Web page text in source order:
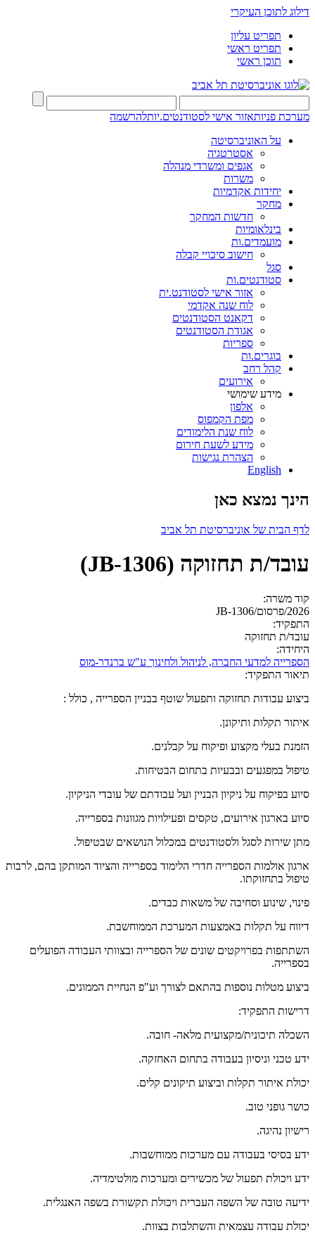
דילוג לתוכן העיקרי
תפריט עליון
תפריט ראשי
תוכן ראשי
מערכת פניותאזור אישי לסטודנטים.יותלהרשמה
על האוניברסיטה
אסטרטגיה
אגפים ומשרדי מנהלה
משרות
יחידות אקדמיות
מחקר
חדשות המחקר
בינלאומיות
מועמדים.ות
חישוב סיכויי קבלה
סגל
סטודנטים.ות
אזור אישי לסטודנט.ית
לוח שנה אקדמי
דקאנט הסטודנטים
אגודת הסטודנטים
ספריות
בוגרים.ות
קהל רחב
אירועים
מידע שימושי
אלפון
מפת הקמפוס
לוח שנת הלימודים
מידע לשעת חירום
הצהרת נגישות
English
הינך נמצא כאן
לדף הבית של אוניברסיטת תל אביב
עובד/ת תחזוקה (JB-1306)
קוד משרה:
2026/פרסום/JB-1306
התפקיד:
עובד/ת תחזוקה
היחידה:
הספרייה למדעי החברה, לניהול ולחינוך ע"ש ברנדר-מוס
תיאור התפקיד:
ביצוע עבודות תחזוקה ותפעול שוטף בבניין הספרייה , כולל :
איתור תקלות ותיקונן.
הזמנת בעלי מקצוע ופיקוח על קבלנים.
טיפול במפגעים ובבעיות בתחום הבטיחות.
סיוע בפיקוח על ניקיון הבניין ועל עבודתם של עובדי הניקיון.
סיוע בארגון אירועים, טקסים ופעילויות מגוונות בספרייה.
מתן שירות לסגל ולסטודנטים במכלול הנושאים שבטיפול.
ארגון אולמות הספרייה חדרי הלימוד בספרייה והציוד המותקן בהם, לרבות
טיפול בתחזוקתו.
פינוי, שינוע וסחיבה של משאות כבדים.
דיווח על תקלות באמצעות המערכת הממוחשבת.
השתתפות בפרויקטים שונים של הספרייה ובצוותי העבודה הפועלים
בספרייה.
ביצוע מטלות נוספות בהתאם לצורך וע"פ הנחיית הממונים.
דרישות התפקיד:
השכלה תיכונית/מקצועית מלאה- חובה.
ידע טכני וניסיון בעבודה בתחום האחזקה.
יכולת איתור תקלות וביצוע תיקונים קלים.
כושר גופני טוב.
רישיון נהיגה.
ידע בסיסי בעבודה עם מערכות ממוחשבות.
ידע ויכולת תפעול של מכשירים ומערכות מולטימדיה.
ידיעה טובה של השפה העברית ויכולת תקשורת בשפה האנגלית.
יכולת עבודה עצמאית והשתלבות בצוות.